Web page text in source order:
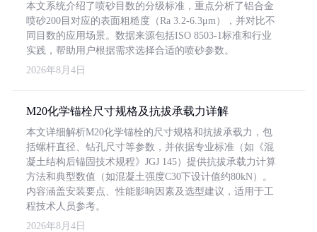
本文系统介绍了喷砂目数的分级标准，重点分析了铝合金
喷砂200目对应的表面粗糙度（Ra 3.2-6.3μm），并对比不
同目数的应用场景。数据来源包括ISO 8503-1标准和行业
实践，帮助用户根据需求选择合适的喷砂参数。
2026年8月4日
M20化学锚栓尺寸规格及抗拔承载力详解
本文详细解析M20化学锚栓的尺寸规格和抗拔承载力，包
括螺杆直径、钻孔尺寸等参数，并依据专业标准（如《混
凝土结构后锚固技术规程》JGJ 145）提供抗拔承载力计算
方法和典型数值（如混凝土强度C30下设计值约80kN）。
内容涵盖安装要点、性能影响因素及选型建议，适用于工
程技术人员参考。
2026年8月4日